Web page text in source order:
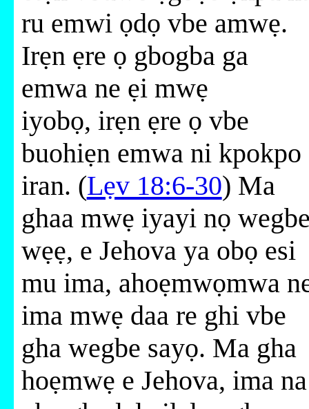
ru emwi ọdọ vbe amwẹ.
Irẹn ẹre ọ gbogba ga
emwa ne ẹi mwẹ
iyobọ, irẹn ẹre ọ vbe
buohiẹn emwa ni kpokpo
iran. (Lẹv 18:6-30) Ma
ghaa mwẹ iyayi nọ
wẹẹ, e Jehova ya obọ esi
mu ima, ahoẹmwọmwa
ima mwẹ daa re ghi vbe
gha wegbe sayọ. Ma gha
hoẹmwẹ e Jehova, ima na